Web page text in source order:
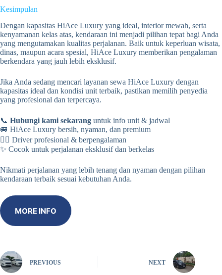
Kesimpulan
Dengan kapasitas HiAce Luxury yang ideal, interior mewah, serta
kenyamanan kelas atas, kendaraan ini menjadi pilihan tepat bagi Anda
yang mengutamakan kualitas perjalanan. Baik untuk keperluan wisata,
dinas, maupun acara spesial, HiAce Luxury memberikan pengalaman
berkendara yang jauh lebih eksklusif.
Jika Anda sedang mencari layanan sewa HiAce Luxury dengan
kapasitas ideal dan kondisi unit terbaik, pastikan memilih penyedia
yang profesional dan terpercaya.
📞 Hubungi kami sekarang untuk info unit & jadwal
🚐 HiAce Luxury bersih, nyaman, dan premium
👨‍✈️ Driver profesional & berpengalaman
✨ Cocok untuk perjalanan eksklusif dan berkelas
Nikmati perjalanan yang lebih tenang dan nyaman dengan pilihan
kendaraan terbaik sesuai kebutuhan Anda.
MORE INFO
PREVIOUS NEXT